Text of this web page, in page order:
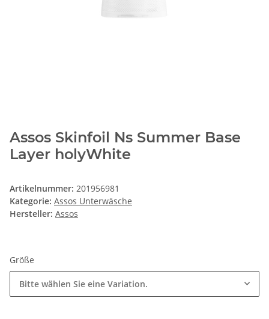
Assos Skinfoil Ns Summer Base
Layer holyWhite
Artikelnummer: 201956981
Kategorie: Assos Unterwäsche
Hersteller: Assos
Größe
Bitte wählen Sie eine Variation.